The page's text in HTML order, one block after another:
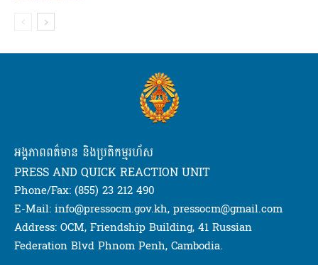
អង្គភាពពត៌មាន និងប្រតិកម្មរហ័ស
PRESS AND QUICK REACTION UNIT
Phone/Fax: (855) 23 212 490
E-Mail: info@pressocm.gov.kh, pressocm@gmail.com
Address: OCM, Friendship Building, 41 Russian
Federation Blvd Phnom Penh, Cambodia.